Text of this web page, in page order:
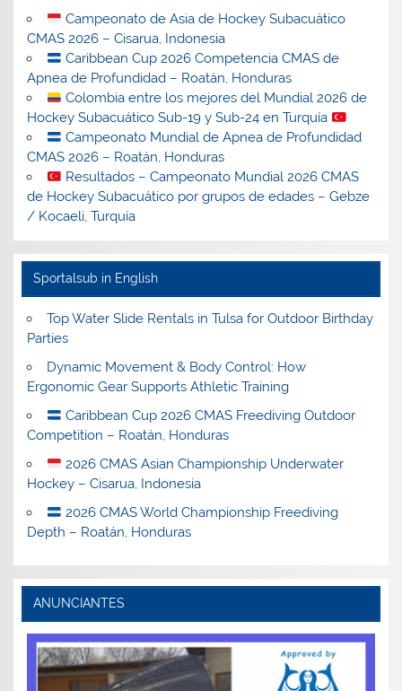
Campeonato de Asia de Hockey Subacuático
CMAS 2026 – Cisarua, Indonesia
Caribbean Cup 2026 Competencia CMAS de
Apnea de Profundidad – Roatán, Honduras
Colombia entre los mejores del Mundial 2026 de
Hockey Subacuático Sub-19 y Sub-24 en Turquía
Campeonato Mundial de Apnea de Profundidad
CMAS 2026 – Roatán, Honduras
Resultados – Campeonato Mundial 2026 CMAS
de Hockey Subacuático por grupos de edades – Gebze
/ Kocaeli, Turquía
Sportalsub in English
Top Water Slide Rentals in Tulsa for Outdoor Birthday
Parties
Dynamic Movement & Body Control: How
Ergonomic Gear Supports Athletic Training
Caribbean Cup 2026 CMAS Freediving Outdoor
Competition – Roatán, Honduras
2026 CMAS Asian Championship Underwater
Hockey – Cisarua, Indonesia
2026 CMAS World Championship Freediving
Depth – Roatán, Honduras
ANUNCIANTES